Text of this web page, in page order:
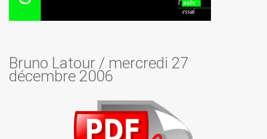
Bruno Latour / mercredi 27
décembre 2006